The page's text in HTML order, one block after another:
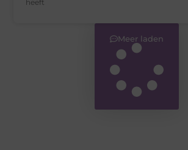
heeft
Meer laden